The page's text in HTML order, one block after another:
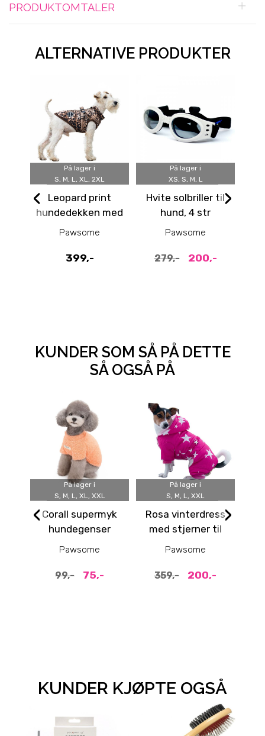
PRODUKTOMTALER
ALTERNATIVE PRODUKTER
På lager i
S, M, L, XL, 2XL
Leopard print
hundedekken med
integrert sele
Pawsome
399,-
På lager i
XS, S, M, L
Hvite solbriller til
hund, 4 str
Pawsome
279,- 200,-
‹ ›
KUNDER SOM SÅ PÅ DETTE
SÅ OGSÅ PÅ
På lager i
S, M, L, XL, XXL
Corall supermyk
hundegenser
Pawsome
99,- 75,-
På lager i
S, M, L, XXL
Rosa vinterdress
med stjerner til
Pawsome
359,- 200,-
‹ ›
KUNDER KJØPTE OGSÅ